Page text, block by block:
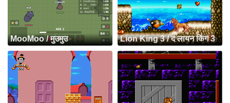
MooMoo / मुउमुउ Lion King 3 / द लायन किंग 3